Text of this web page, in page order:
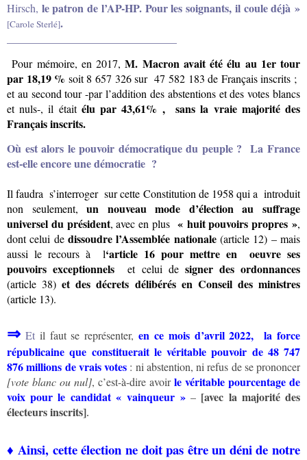
Hirsch, le patron de l’AP-HP. Pour les soignants, il coule déjà »
[Carole Sterlé].
Pour mémoire, en 2017,M. Macron avait été élu au 1er tour
par 18,19 % soit 8 657 326 sur 47 582 183 de Français inscrits ;
et au second tour -par l’addition des abstentions et des votes blancs
et nuls-, il était élu par 43,61% , sans la vraie majorité des
Français inscrits.
Où est alors le pouvoir démocratique du peuple ? La France
est-elle encore une démocratie ?
Il faudra s’interroger sur cette Constitution de 1958 qui a introduit
non seulement, un nouveau mode d’élection au suffrage
universel du président, avec en plus « huit pouvoirs propres »,
dont celui de dissoudre l’Assemblée nationale(article 12) – mais
aussi le recours à l‘article 16 pour mettre en oeuvre ses
pouvoirs exceptionnels
et celui de signer des ordonnances
(article 38)et des décrets délibérés en Conseil des ministres
(article 13).
⇒ Et il faut se représenter,en ce mois d’avril 2022, la force
républicaine que constituerait le véritable pouvoir de 48 747
876millions de vrais votes : ni abstention, ni refus de se prononcer
[vote blanc ou nul], c’est-à-dire avoirle véritable pourcentage de
voix pour le candidat « vainqueur »– [avec la majorité des
électeurs inscrits].
♦ Ainsi, cette élection ne doit pas être un déni de notre